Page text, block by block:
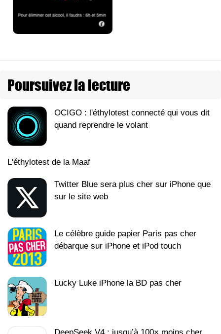
Poursuivez la lecture
OCIGO : l'éthylotest connecté qui vous dit
quand reprendre le volant
L'éthylotest de la Maaf
Twitter Blue sera plus cher sur iPhone que
sur le site web
Le célèbre guide papier Paris pas cher
débarque sur iPhone et iPod touch
Lucky Luke iPhone la BD pas cher